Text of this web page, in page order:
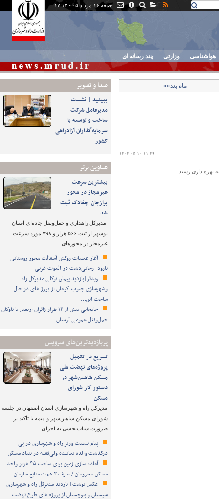
جمعه ۱۶ مرداد ۰۵ - ۱۷:۱۲
هواشناسی وزارتی چند رسانه ای
صدا و تصوير
ببینید | نشست
مدیرعامل شرکت
ساخت و توسعه با
سرمایه‌گذاران آزادراهی
کشور
عناوین برتر
بیشترین سرعت
غیرمجاز در محور
برازجان-چغادک ثبت
شد
مدیرکل راهداری و حمل‌ونقل جاده‌ای استان
بوشهر از ثبت ۵۶۶ هزار و ۷۹۸ مورد سرعت
غیرمجاز در محورهای…
آغاز عملیات روکش آسفالت محور روستایی
یارود–رجایی‌دشت در الموت غربی
ویدئو|بازدید پیمان توکلی مدیرکل راه
وشهرسازی جنوب کرمان از پروژ های در حال
ساخت این…
جابجایی بیش از ۱۴ هزار زائران اربعین با ناوگان
حمل‌ونقل عمومی لرستان
پربازدیدترین‌های سرویس
تسریع در تکمیل
پروژه‌های نهضت ملی
مسکن شاهین‌شهر در
دستور کار شورای
مسکن
مدیرکل راه و شهرسازی استان اصفهان در جلسه
شورای مسکن شاهین‌شهر و میمه با تأکید بر
ضرورت شتاب‌بخشی به اجرای…
پیام تسلیت وزیر راه و شهرسازی در پی
درگذشت والده نماینده ولی‌فقیه در بنیاد مسکن
آماده سازی زمین برای ساخت ۴۵ هزار واحد
مسکن محرومان / صرف ۳ همت منابع سازمان…
عکس نوشت| بازدید مدیرکل راه و شهرسازی
سیستان و بلوچستان از پروژه های طرح نهضت…
ماه بعد»»
۱۴۰۴-۰۵-۱۰ ۱۱:۴۹